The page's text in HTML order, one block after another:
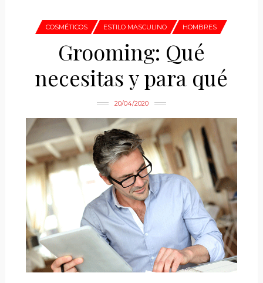
COSMÉTICOS ESTILO MASCULINO HOMBRES
Grooming: Qué
necesitas y para qué
20/04/2020